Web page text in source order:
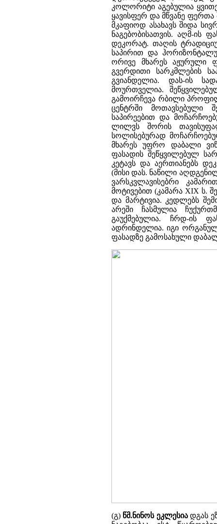
კოლორიტი აგებულია
ყავისფერ და მწვანე ფერთა
მკაფიოდ ასახავს შიდა
ნაგებობისათვის. აღმ-ის
დეკორატ. თაღის
საპირით და
ორივე მხარეს აჟურული
გვერდითი სარკმლების
გვიანდელია. დას-ის
მოურთველია.
გამოირჩევა რბილი
ცენტრში მოთავსებული
საპირეებით და
ლილვს შორის
სოლისებურად
მხარეს უფრო დაბალი
ფასადის შეწყვილებულ
კეტავს და აერთიანებს
(მისი დას. ნაწილი
ვარსკვლავისებრი
მოტივებით (კამარა XIX ს.
და მარტივია. კედლებს
არეში ჩასმულია
გაუქმებულია. ჩრდ-ის
ადრინდელია. იგი
ფასადზე გამოსახული
(გ) წმ.ნინოს ეკლესიადგას